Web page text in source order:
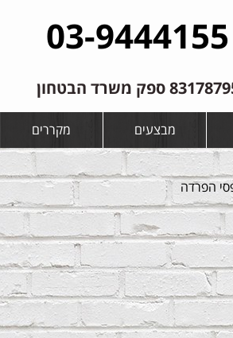
03-9444155
ספק משרד הבטחון
מבצעים מקררים
הפרדה